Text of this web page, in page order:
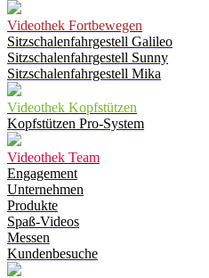
Videothek Fortbewegen
Sitzschalenfahrgestell Galileo
Sitzschalenfahrgestell Sunny
Sitzschalenfahrgestell Mika
Videothek Kopfstützen
Kopfstützen Pro-System
Videothek Team
Engagement
Unternehmen
Produkte
Spaß-Videos
Messen
Kundenbesuche